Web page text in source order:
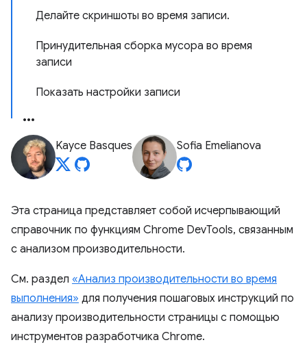
Делайте скриншоты во время записи.
Принудительная сборка мусора во время
записи
Показать настройки записи
Kayce Basques Sofia Emelianova
Эта страница представляет собой исчерпывающий
справочник по функциям Chrome DevTools, связанным
с анализом производительности.
См. раздел «Анализ производительности во время
выполнения» для получения пошаговых инструкций по
анализу производительности страницы с помощью
инструментов разработчика Chrome.